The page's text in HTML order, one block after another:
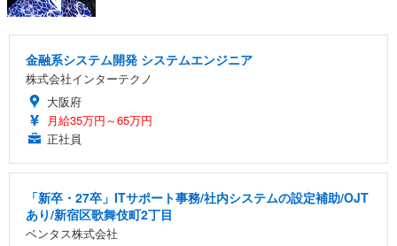
金融系システム開発 システムエンジニア
株式会社インターテクノ
大阪府
月給35万円～65万円
正社員
「新卒・27卒」ITサポート事務/社内システムの設定補助/OJT
あり/新宿区歌舞伎町2丁目
ベンタス株式会社